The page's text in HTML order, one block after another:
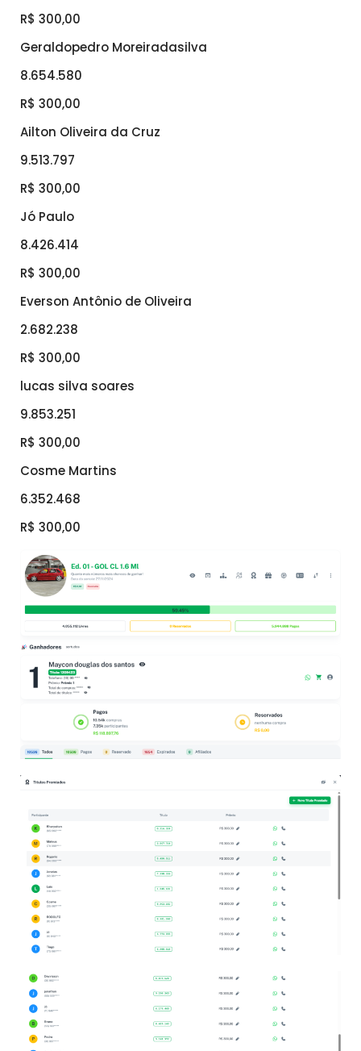
R$ 300,00
Geraldopedro Moreiradasilva
8.654.580
R$ 300,00
Ailton Oliveira da Cruz
9.513.797
R$ 300,00
Jó Paulo
8.426.414
R$ 300,00
Everson Antônio de Oliveira
2.682.238
R$ 300,00
lucas silva soares
9.853.251
R$ 300,00
Cosme Martins
6.352.468
R$ 300,00